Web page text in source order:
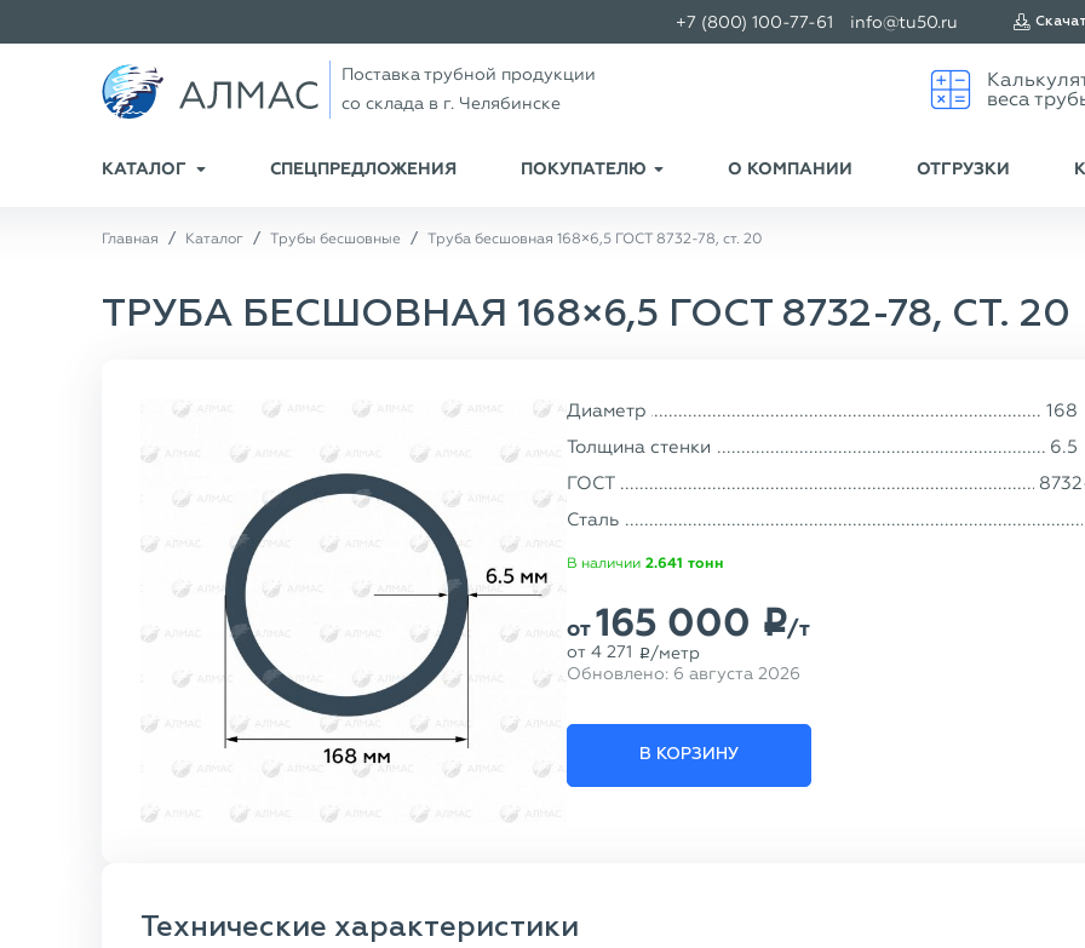
+7 (800) 100-77-61 info@tu50.ru
Поставка трубной продукции
со склада в г. Челябинске
КАТАЛОГ СПЕЦПРЕДЛОЖЕНИЯ ПОКУПАТЕЛЮ О КОМПАНИИ ОТГРУЗКИ
Главная Каталог Трубы бесшовные Труба бесшовная 168×6,5 ГОСТ 8732-78, ст. 20
ТРУБА БЕСШОВНАЯ 168×6,5 ГОСТ 8732-78, СТ. 20
Диаметр
168
Толщина стенки
6.5
ГОСТ
Сталь
В наличии 2.641 тонн
от165 000 p/т
от 4 271 p /метр
Обновлено: 6 августа 2026
В КОРЗИНУ
Технические характеристики